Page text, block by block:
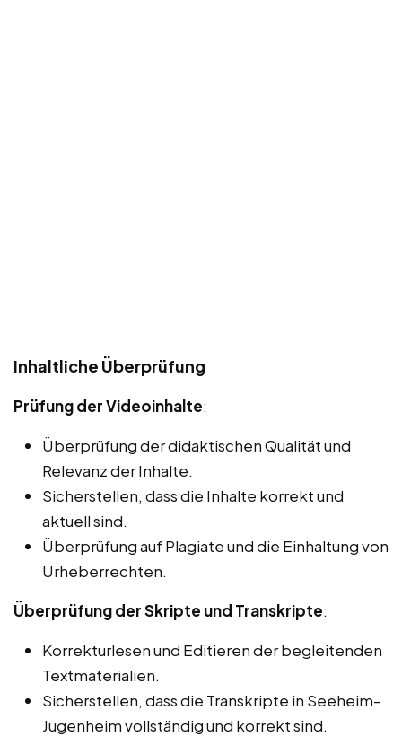
Inhaltliche Überprüfung
Prüfung der Videoinhalte:
Überprüfung der didaktischen Qualität und
Relevanz der Inhalte.
Sicherstellen, dass die Inhalte korrekt und
aktuell sind.
Überprüfung auf Plagiate und die Einhaltung von
Urheberrechten.
Überprüfung der Skripte und Transkripte:
Korrekturlesen und Editieren der begleitenden
Textmaterialien.
Sicherstellen, dass die Transkripte in Seeheim-
Jugenheim vollständig und korrekt sind.